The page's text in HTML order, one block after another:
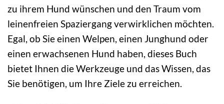
zu ihrem Hund wünschen und den Traum vom
leinenfreien Spaziergang verwirklichen möchten.
Egal, ob Sie einen Welpen, einen Junghund oder
einen erwachsenen Hund haben, dieses Buch
bietet Ihnen die Werkzeuge und das Wissen, das
Sie benötigen, um Ihre Ziele zu erreichen.